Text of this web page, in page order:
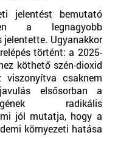
jelentést bemutató
a legnagyobb
jelentette. Ugyanakkor
történt: a 2025-
köthető szén-dioxid
csaknem
elsősorban a
radikális
jól mutatja, hogy a
környezeti hatása